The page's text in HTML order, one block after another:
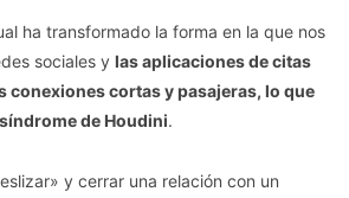
ha transformado la forma en la que nos
sociales y las aplicaciones de citas
conexiones cortas y pasajeras, lo que
de Houdini.
y cerrar una relación con un